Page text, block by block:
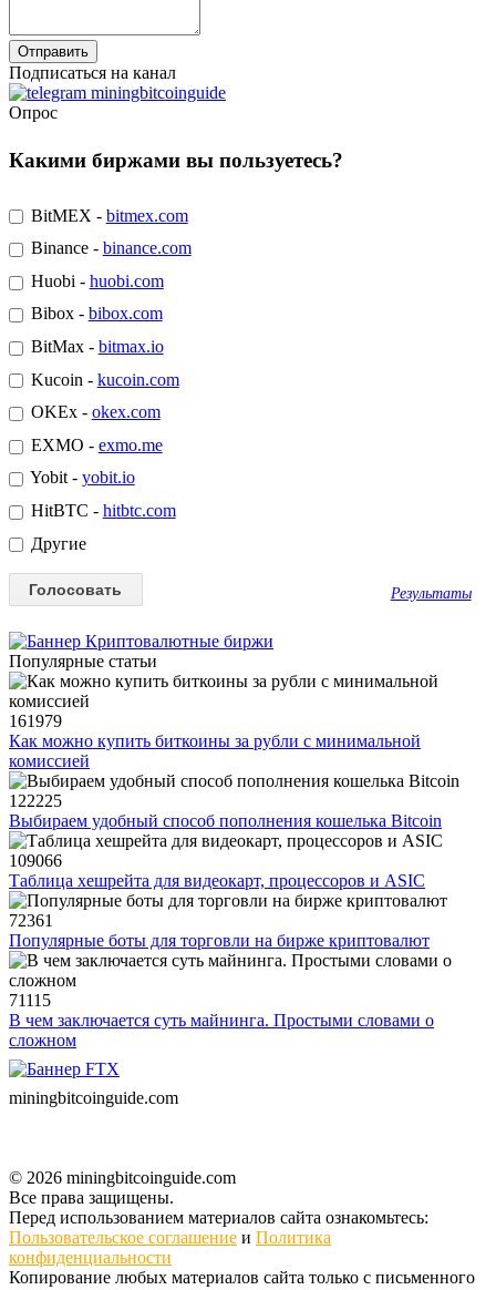
Подписаться на канал
Опрос
Какими биржами вы пользуетесь?
BitMEX - bitmex.com
Binance - binance.com
Huobi - huobi.com
Bibox - bibox.com
BitMax - bitmax.io
Kucoin - kucoin.com
OKEx - okex.com
EXMO - exmo.me
Yobit - yobit.io
HitBTC - hitbtc.com
Другие
Результаты
Популярные статьи
161979
Как можно купить биткоины за рубли с минимальной
комиссией
122225
Выбираем удобный способ пополнения кошелька Bitcoin
109066
Таблица хешрейта для видеокарт, процессоров и ASIC
72361
Популярные боты для торговли на бирже криптовалют
71115
В чем заключается суть майнинга. Простыми словами о
сложном
miningbitcoinguide.com
© 2026 miningbitcoinguide.com
Все права защищены.
Перед использованием материалов сайта ознакомьтесь:
Пользовательское соглашение и Политика
конфиденциальности
Копирование любых материалов сайта только с письменного